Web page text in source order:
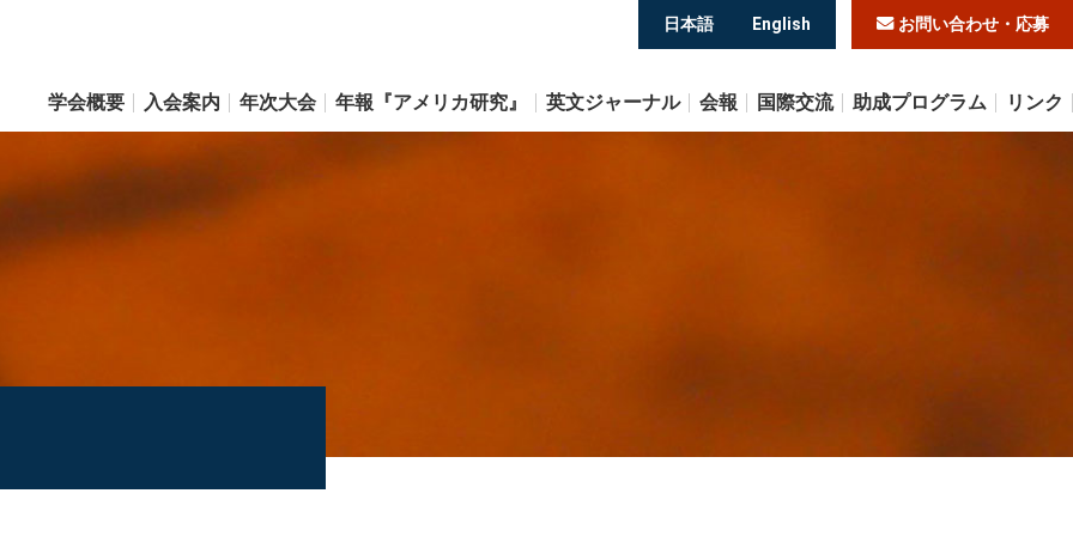
日本語 English お問い合わせ・応募
学会概要 入会案内 年次大会 年報『アメリカ研究』 英文ジャーナル 会報 国際交流 助成プログラム リンク